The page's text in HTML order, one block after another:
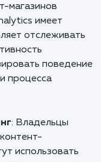
шаге. С
путь
продукт?
счетчика